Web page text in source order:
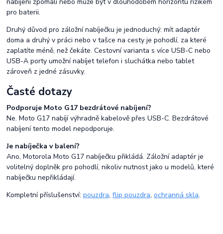
pro baterii.
Druhý důvod pro záložní nabíječku je jednoduchý: mít adaptér
doma a druhý v práci nebo v tašce na cesty je pohodlí, za které
zaplatíte méně, než čekáte. Cestovní varianta s více USB-C nebo
USB-A porty umožní nabíjet telefon i sluchátka nebo tablet
zároveň z jedné zásuvky.
Časté dotazy
Podporuje Moto G17 bezdrátové nabíjení?
Ne. Moto G17 nabíjí výhradně kabelově přes USB-C. Bezdrátové
nabíjení tento model nepodporuje.
Je nabíječka v balení?
Ano, Motorola Moto G17 nabíječku přikládá. Záložní adaptér je
volitelný doplněk pro pohodlí, nikoliv nutnost jako u modelů, které
nabíječku nepřikládají.
Kompletní příslušenství:pouzdra,flip pouzdra,ochranná skla.